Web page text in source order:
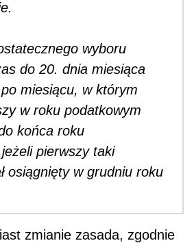
wyboru
do 20. dnia miesiąca
miesiącu, w którym
w roku podatkowym
końca roku
pierwszy taki
osiągnięty w grudniu roku
zmianie zasada, zgodnie